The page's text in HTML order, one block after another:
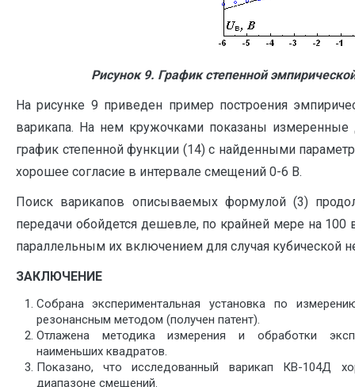
Рисунок 9. График степенной
На рисунке 9 приведен пример построения
варикапа. На нем кружочками показаны
график степенной функции (14) с найденными
хорошее согласие в интервале смещений 0-6 В.
Поиск варикапов описываемых формулой (3)
передачи обойдется дешевле, по крайней мере на 100
параллельным их включением для случая кубической
ЗАКЛЮЧЕНИЕ
Собрана экспериментальная установка по
резонансным методом (получен патент).
Отлажена методика измерения и обработки
наименьших квадратов.
Показано, что исследованный варикап КВ-104Д
диапазоне смещений.